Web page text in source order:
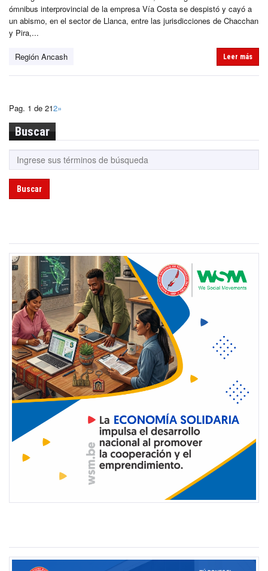
ómnibus interprovincial de la empresa Vía Costa se despistó y cayó a
un abismo, en el sector de Llanca, entre las jurisdicciones de Chacchan
y Pira,...
Región Ancash Leer más
Pag. 1 de 212»
Buscar
Buscar